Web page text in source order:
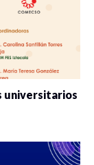
universitarios